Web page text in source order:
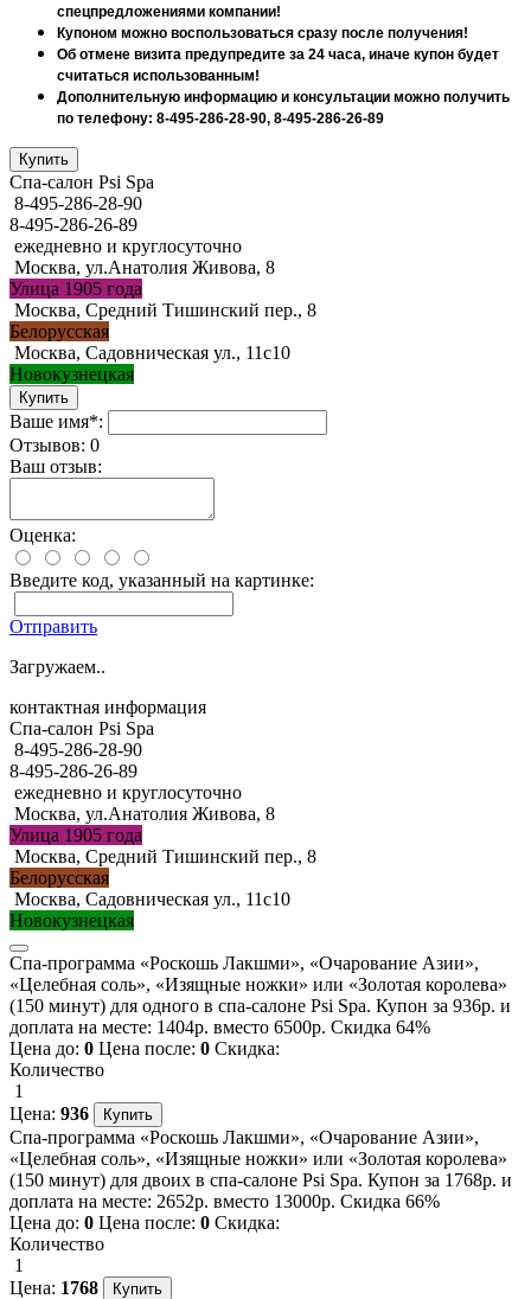
спецпредложениями компании!
Купоном можно воспользоваться сразу после получения!
Об отмене визита предупредите за 24 часа, иначе купон будет
считаться использованным!
Дополнительную информацию и консультации можно получить
по телефону: 8-495-286-28-90, 8-495-286-26-89
Спа-салон Psi Spa
8-495-286-28-90
8-495-286-26-89
ежедневно и круглосуточно
Москва, ул.Анатолия Живова, 8
Улица 1905 года
Москва, Средний Тишинский пер., 8
Белорусская
Москва, Садовническая ул., 11с10
Новокузнецкая
Ваше имя*:
Отзывов: 0
Ваш отзыв:
Оценка:
Введите код, указанный на картинке:
Отправить
Загружаем..
контактная информация
Спа-салон Psi Spa
8-495-286-28-90
8-495-286-26-89
ежедневно и круглосуточно
Москва, ул.Анатолия Живова, 8
Улица 1905 года
Москва, Средний Тишинский пер., 8
Белорусская
Москва, Садовническая ул., 11с10
Новокузнецкая
Спа-программа «Роскошь Лакшми», «Очарование Азии»,
«Целебная соль», «Изящные ножки» или «Золотая королева»
(150 минут) для одного в спа-салоне Psi Spa. Купон за 936р. и
доплата на месте: 1404р. вместо 6500р. Скидка 64%
Цена до: 0 Цена после: 0 Скидка:
Количество
1
Цена: 936
Спа-программа «Роскошь Лакшми», «Очарование Азии»,
«Целебная соль», «Изящные ножки» или «Золотая королева»
(150 минут) для двоих в спа-салоне Psi Spa. Купон за 1768р. и
доплата на месте: 2652р. вместо 13000р. Скидка 66%
Цена до: 0 Цена после: 0 Скидка:
Количество
1
Цена: 1768